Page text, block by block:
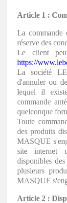
Article 1 :
La commande
réserve des
Le client
https://
La société
d'annuler ou
lequel il
commande
quelconque
Toute
des produits
MASQUE
site internet
disponibles
plusieurs
MASQUE
Article 2 :